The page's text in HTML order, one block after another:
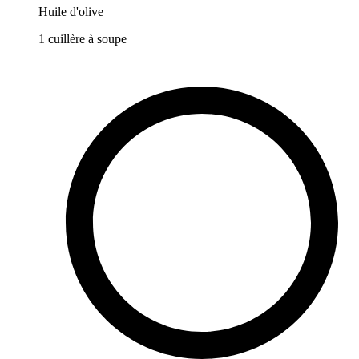
Huile d'olive
1 cuillère à soupe